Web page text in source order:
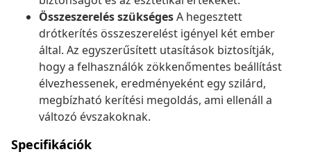
Összeszerelés szükségesA hegesztett
drótkerítés összeszerelést igényel két ember
által. Az egyszerűsített utasítások biztosítják,
hogy a felhasználók zökkenőmentes beállítást
élvezhessenek, eredményeként egy szilárd,
megbízható kerítési megoldás, ami ellenáll a
változó évszakoknak.
Specifikációk